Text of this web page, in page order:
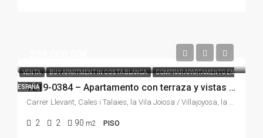
VENTA BUY APARTMENT IN COSTA BLANCA COMPRAR APARTAMENTO EN
ESPAÑA TE19-0384 – Apartamento con terraza y vistas a la montaña en Cala de Villajoyosa | Piscina, pádel, parking y a pocos minutos de la playa
Carrer Llevant, Cales i Talaies, la Vila Joiosa / Villajoyosa, la Marina Baixa, Alacant / Alicante, Comunitat Valenciana, 03509, España
2 2 90 m2 PISO